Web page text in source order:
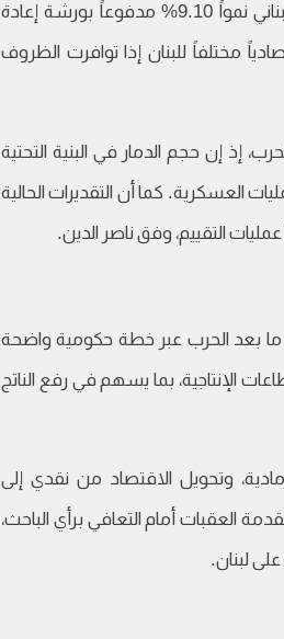
ويستشهد بتجربة ما بعد حرب يوليو (تموز) 2006، عندما سجل الاقتصاد اللبناني نمواً 9.10% مدفوعاً بورشة إعادة
مختلفاً للبنان إذا توافرت الظروف
إذ إن حجم الدمار في البنية التحتية
العسكرية. كما أن التقديرات الحالية
التقييم، وفق ناصر الدين.
ما بعد الحرب عبر خطة حكومية واضحة
الإنتاجية، بما يسهم في رفع الناتج
وتحويل الاقتصاد من نقدي إلى
إلى جانب أزمة أموال المودعين المستمرة منذ 2019، في مقدمة العقبات أمام التعافي برأي الباحث،
لبنان.